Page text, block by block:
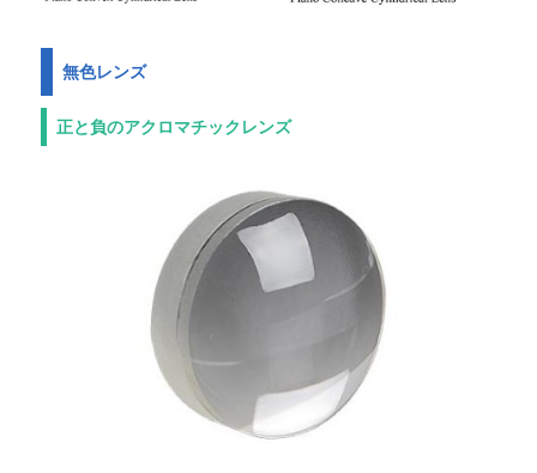
無色レンズ
正と負のアクロマチックレンズ